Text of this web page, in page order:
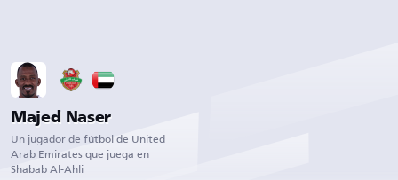
Majed Naser
Un jugador de fútbol de United
Arab Emirates que juega en
Shabab Al-Ahli